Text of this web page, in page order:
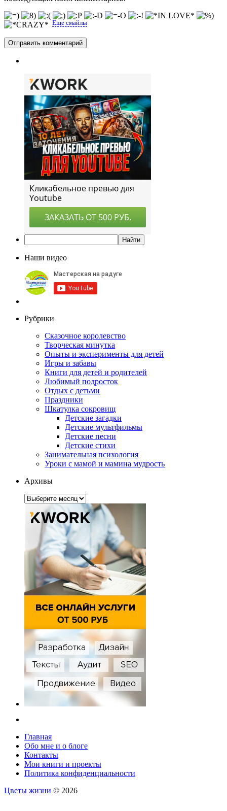
Еще смайлы
Наши видео
Рубрики
Сказочное королевство
Творческая минутка
Опыты и эксперименты для детей
Игры и забавы
Книги для детей и родителей
Любимый подросток
Отдых с детьми
Праздники
Шкатулка сокровищ
Детские загадки
Детские мультфильмы
Детские песни
Детские стихи
Занимательная психология
Уроки с мамой и мамина мудрость
Архивы
Архивы
Главная
Обо мне и о блоге
Контакты
Мои книги и проекты
Политика конфиденциальности
Цветы жизни © 2026